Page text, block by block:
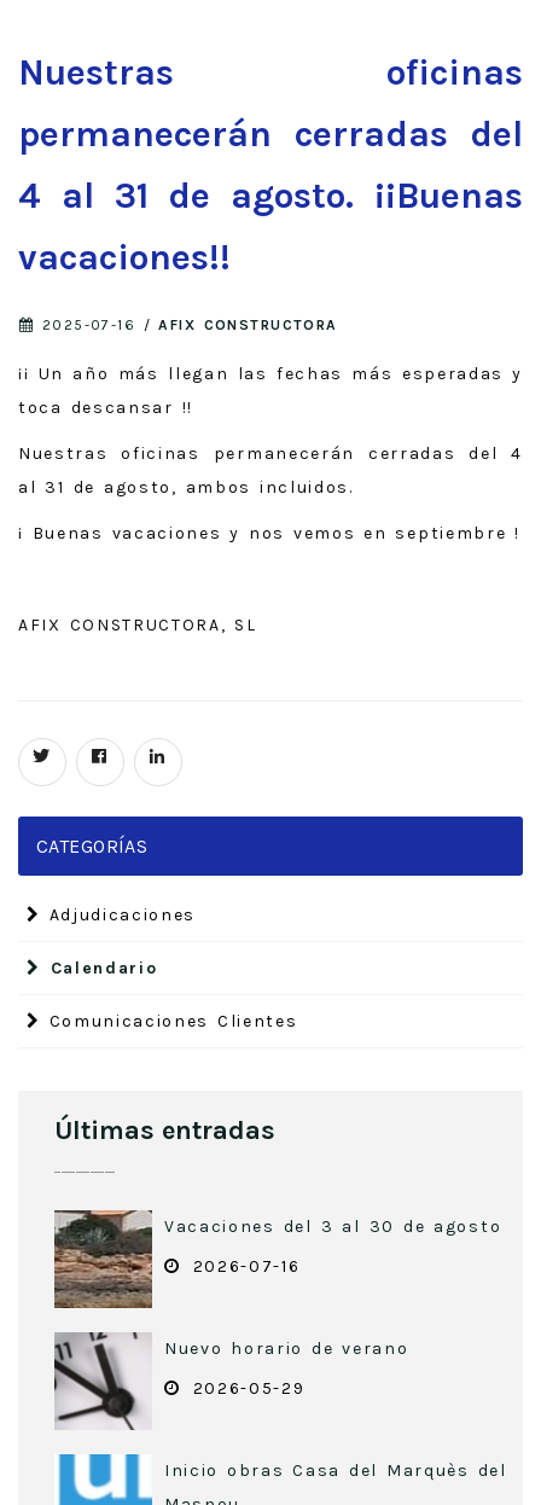
Nuestras oficinas
permanecerán cerradas del
4 al 31 de agosto. ¡¡Buenas
vacaciones!!
2025-07-16 / AFIX CONSTRUCTORA
¡¡ Un año más llegan las fechas más esperadas y
toca descansar !!
Nuestras oficinas permanecerán cerradas del 4
al 31 de agosto, ambos incluidos.
¡ Buenas vacaciones y nos vemos en septiembre !
AFIX CONSTRUCTORA, SL
CATEGORÍAS
Adjudicaciones
Calendario
Comunicaciones Clientes
Últimas entradas
Vacaciones del 3 al 30 de agosto
2026-07-16
Nuevo horario de verano
2026-05-29
Inicio obras Casa del Marquès del